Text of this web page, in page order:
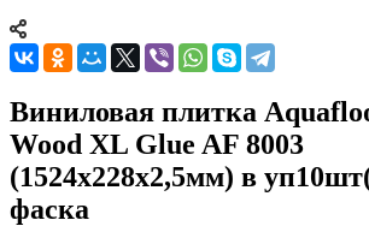
Виниловая плитка
Wood XL Glue AF 8003
(1524х228х2,5мм) в
фаска